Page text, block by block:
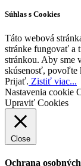
Súhlas s Cookies
Táto webová
stránke fungovať a
stránkou. Aby sme
skúsenosť, povoľte
Prijať. Zistiť viac...
Nastavenia cookie
Upraviť Cookies
Close
Ochrana